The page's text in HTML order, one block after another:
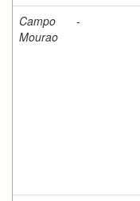
Campo
Mourao
-